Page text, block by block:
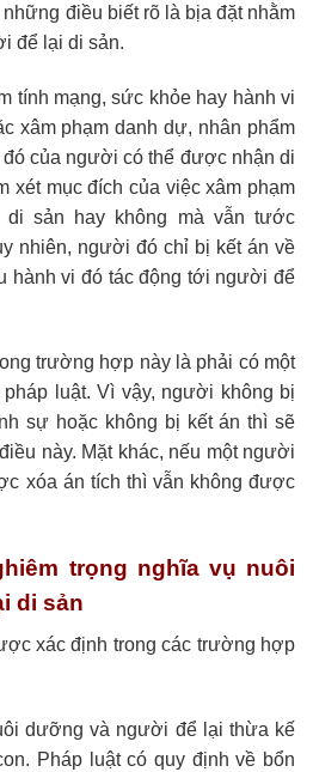
điều biết rõ là bịa đặt nhằm
để lại di sản.
tính mạng, sức khỏe hay hành vi
xâm phạm danh dự, nhân phẩm
của người có thể được nhận di
xét mục đích của việc xâm phạm
sản hay không mà vẫn tước
nhiên, người đó chỉ bị kết án về
hành vi đó tác động tới người để
trường hợp này là phải có một
luật. Vì vậy, người không bị
sự hoặc không bị kết án thì sẽ
này. Mặt khác, nếu một người
xóa án tích thì vẫn không được
trọng nghĩa vụ nuôi
di sản
xác định trong các trường hợp
dưỡng và người để lại thừa kế
Pháp luật có quy định về bổn